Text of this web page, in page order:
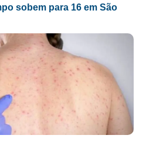
sobem para 16 em São